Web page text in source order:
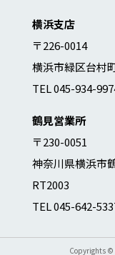
横浜支店
〒226-0014
横浜市緑区台村
TEL 045-934-
鶴見営業所
〒230-0051
神奈川県横浜市
RT2003
TEL 045-642-
Copyrights ©